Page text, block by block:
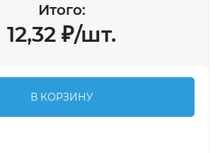
Итого:
12,32 ₽/шт.
В КОРЗИНУ